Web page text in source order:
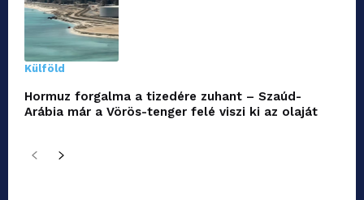
Külföld
Hormuz forgalma a tizedére zuhant – Szaúd-
Arábia már a Vörös-tenger felé viszi ki az olaját